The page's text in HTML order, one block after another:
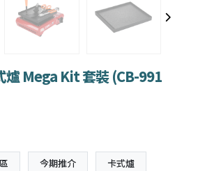
爐 Mega Kit 套裝 (CB-991
今期推介 卡式爐